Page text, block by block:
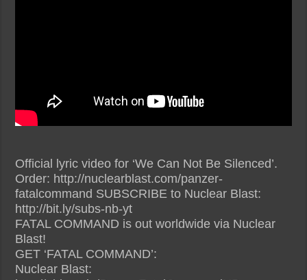
Official lyric video for ‘We Can Not Be Silenced’.
Order: http://nuclearblast.com/panzer-
fatalcommand SUBSCRIBE to Nuclear Blast:
http://bit.ly/subs-nb-yt
FATAL COMMAND is out worldwide via Nuclear
Blast!
GET ‘FATAL COMMAND’:
Nuclear Blast: